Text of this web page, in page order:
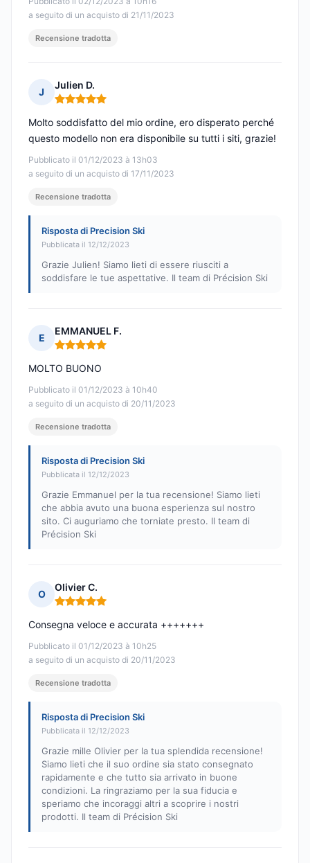
a seguito di un acquisto di 21/11/2023
Recensione tradotta
J
Julien D.
Nota: 5 su 5
Pubblicato il 01/12/2023 à 13h03
a seguito di un acquisto di 17/11/2023
Molto soddisfatto del mio ordine, ero disperato perché
questo modello non era disponibile su tutti i siti, grazie!
Recensione tradotta
Risposta di Precision Ski
Pubblicata il 12/12/2023
Grazie Julien! Siamo lieti di essere riusciti a
soddisfare le tue aspettative. Il team di Précision Ski
E
EMMANUEL F.
Nota: 5 su 5
Pubblicato il 01/12/2023 à 10h40
a seguito di un acquisto di 20/11/2023
MOLTO BUONO
Recensione tradotta
Risposta di Precision Ski
Pubblicata il 12/12/2023
Grazie Emmanuel per la tua recensione! Siamo lieti
che abbia avuto una buona esperienza sul nostro
sito. Ci auguriamo che torniate presto. Il team di
Précision Ski
O
Olivier C.
Nota: 5 su 5
Pubblicato il 01/12/2023 à 10h25
a seguito di un acquisto di 20/11/2023
Consegna veloce e accurata +++++++
Recensione tradotta
Risposta di Precision Ski
Pubblicata il 12/12/2023
Grazie mille Olivier per la tua splendida recensione!
Siamo lieti che il suo ordine sia stato consegnato
rapidamente e che tutto sia arrivato in buone
condizioni. La ringraziamo per la sua fiducia e
speriamo che incoraggi altri a scoprire i nostri
prodotti. Il team di Précision Ski